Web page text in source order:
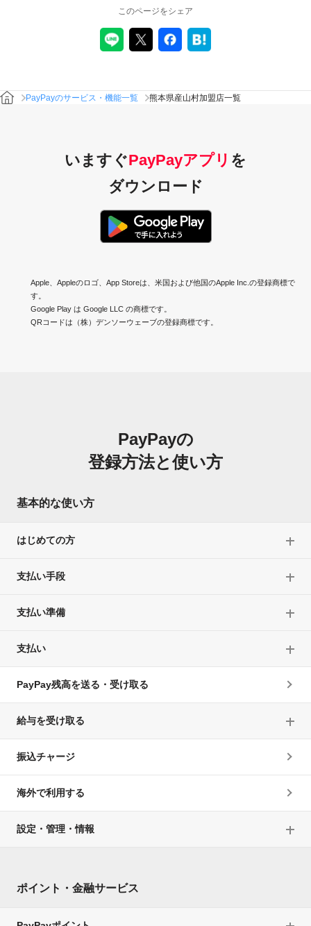
このページをシェア
PayPayのサービス・機能一覧 熊本県産山村加盟店一覧
いますぐPayPayアプリ を
ダウンロード
Apple、Appleのロゴ、App Storeは、米国および他国のApple Inc.の登録商標で
す。
Google Play は Google LLC の商標です。
QRコードは（株）デンソーウェーブの登録商標です。
PayPayの
登録方法と使い方
基本的な使い方
はじめての方
支払い手段
支払い準備
支払い
PayPay残高を送る・受け取る
給与を受け取る
振込チャージ
海外で利用する
設定・管理・情報
ポイント・金融サービス